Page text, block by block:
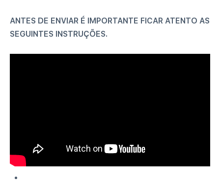
ANTES DE ENVIAR É IMPORTANTE FICAR ATENTO AS
SEGUINTES INSTRUÇÕES.